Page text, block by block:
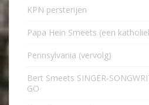
KPN persterijen
Papa Hein Smeets (een
Pennsylvania (vervolg)
Bert Smeets SINGER-
GO